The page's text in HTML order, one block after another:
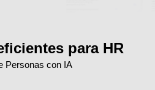
para HR
Personas con IA